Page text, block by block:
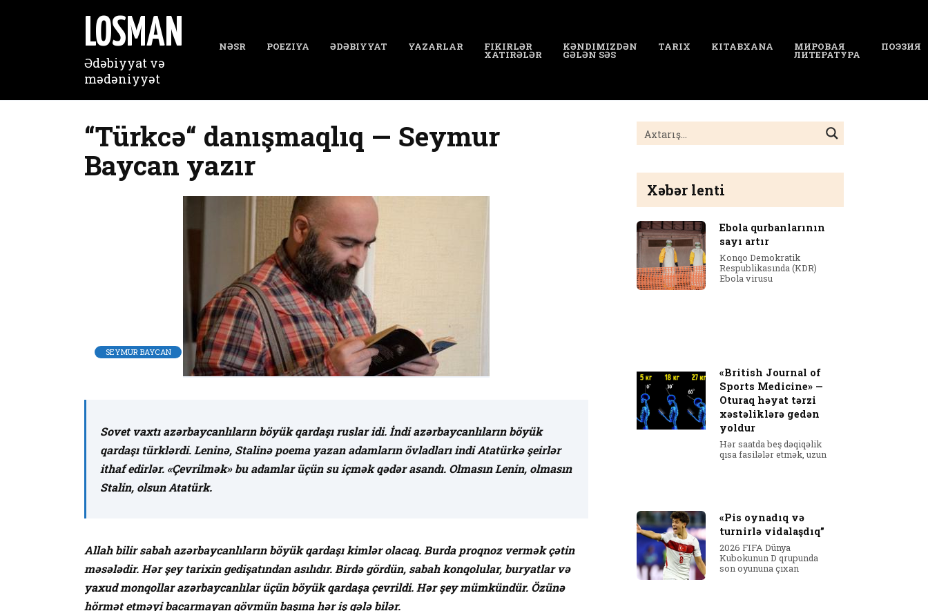
LOSMAN
Ədəbiyyat və
mədəniyyət
NƏSR POEZIYA ƏDƏBIYYAT YAZARLAR FIKIRLƏR
XATIRƏLƏR
KƏNDIMIZDƏN
GƏLƏN SƏS
TARIX KITABXANA МИРОВАЯ
ЛИТЕРАТУРА
ПОЭЗИЯ
“Türkcə“ danışmaqlıq — Seymur
Baycan yazır
SEYMUR BAYCAN
Sovet vaxtı azərbaycanlıların böyük qardaşı ruslar idi. İndi azərbaycanlıların böyük
qardaşı türklərdi. Leninə, Stalinə poema yazan adamların övladları indi Atatürkə şeirlər
ithaf edirlər. «Çevrilmək» bu adamlar üçün su içmək qədər asandı. Olmasın Lenin, olmasın
Stalin, olsun Atatürk.
Allah bilir sabah azərbaycanlıların böyük qardaşı kimlər olacaq. Burda proqnoz vermək çətin
məsələdir. Hər şey tarixin gedişatından asılıdır. Birdə gördün, sabah konqolular, buryatlar və
yaxud monqollar azərbaycanlılar üçün böyük qardaşa çevrildi. Hər şey mümkündür. Özünə
hörmət etməyi bacarmayan qövmün başına hər iş gələ bilər.
Xəbər lenti
Ebola qurbanlarının
sayı artır
Konqo Demokratik
Respublikasında (KDR)
Ebola virusu
«British Journal of
Sports Medicine» —
Oturaq həyat tərzi
xəstəliklərə gedən
yoldur
Hər saatda beş dəqiqəlik
qısa fasilələr etmək, uzun
«Pis oynadıq və
turnirlə vidalaşdıq”
2026 FIFA Dünya
Kubokunun D qrupunda
son oyununa çıxan